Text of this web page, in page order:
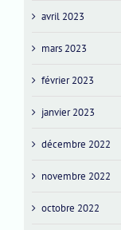
avril 2023
mars 2023
février 2023
janvier 2023
décembre 2022
novembre 2022
octobre 2022